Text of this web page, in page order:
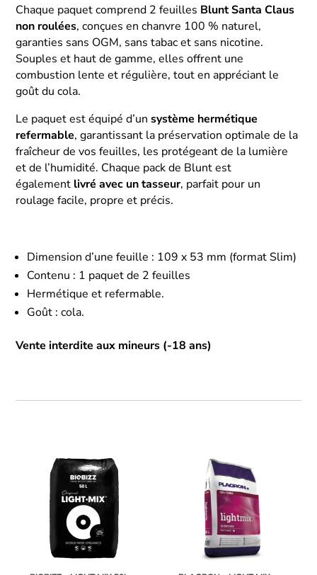
Chaque paquet comprend 2 feuilles Blunt Santa Claus
non roulées, conçues en chanvre 100 % naturel,
garanties sans OGM, sans tabac et sans nicotine.
Souples et haut de gamme, elles offrent une
combustion lente et régulière, tout en appréciant le
goût du cola.
Le paquet est équipé d’unsystème hermétique
refermable, garantissant la préservation optimale de la
fraîcheur de vos feuilles, les protégeant de la lumière
et de l’humidité. Chaque pack de Blunt est
également livré avec un tasseur, parfait pour un
roulage facile, propre et précis.
Dimension d’une feuille : 109 x 53 mm (format Slim)
Contenu : 1 paquet de 2 feuilles
Hermétique et refermable.
Goût : cola.
Vente interdite aux mineurs (-18 ans)